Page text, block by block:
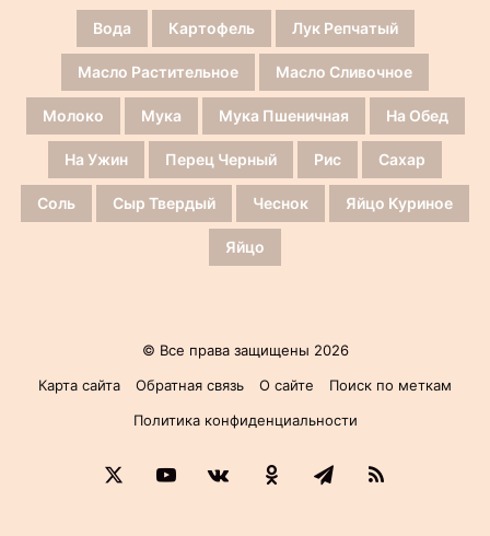
Вода Картофель Лук Репчатый
Масло Растительное Масло Сливочное
Молоко Мука Мука Пшеничная На Обед
На Ужин Перец Черный Рис Сахар
Соль Сыр Твердый Чеснок Яйцо Куриное
Яйцо
© Все права защищены 2026
Карта сайта
Обратная связь О сайте
Поиск по меткам
Политика конфиденциальности
YouTubevk.comОдноклассники
Telegram
RSS